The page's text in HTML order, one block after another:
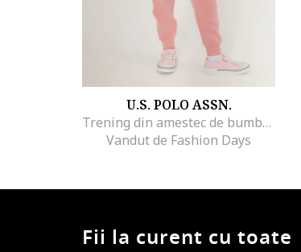
U.S. POLO ASSN.
Trening din amestec de bumbac cu imprimeu logo, Roz
Vandut de Fashion Days
Fii la curent cu toate